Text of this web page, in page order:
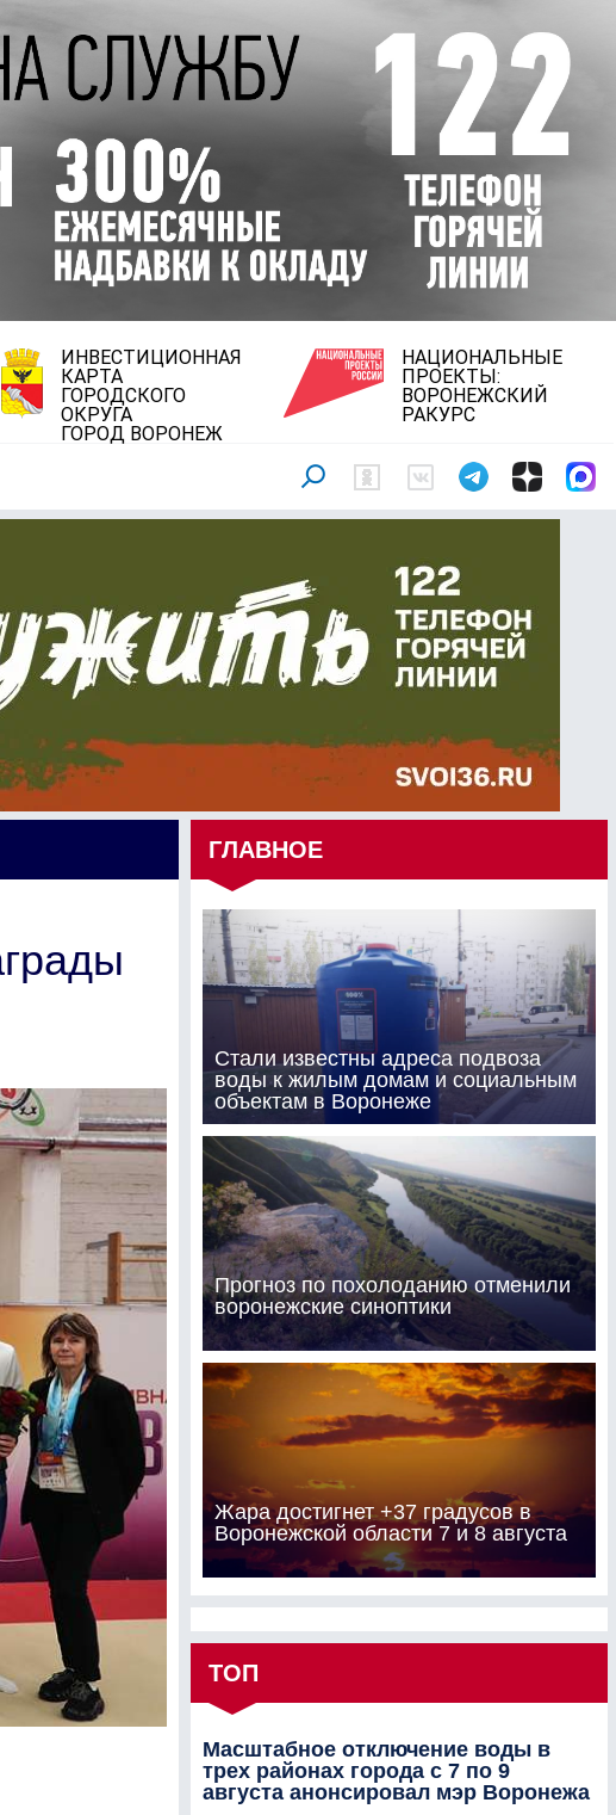
ИНВЕСТИЦИОННАЯ
КАРТА
ГОРОДСКОГО
ОКРУГА
ГОРОД ВОРОНЕЖ
НАЦИОНАЛЬНЫЕ
ПРОЕКТЫ:
ВОРОНЕЖСКИЙ
РАКУРС
ГЛАВНОЕ
Стали известны адреса подвоза
воды к жилым домам и социальным
объектам в Воронеже
Прогноз по похолоданию отменили
воронежские синоптики
Жара достигнет +37 градусов в
Воронежской области 7 и 8 августа
ТОП
Масштабное отключение воды в
трех районах города с 7 по 9
августа анонсировал мэр Воронежа